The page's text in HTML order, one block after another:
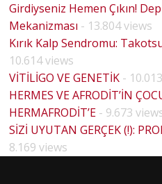
Girdiyseniz Hemen Çıkın!
Mekanizması - 13.804 views
Kırık Kalp Sendromu:
10.614 views
VİTİLİGO VE GENETİK -
HERMES VE AFRODİT’İN
HERMAFRODİT’E - 9.673
SİZİ UYUTAN GERÇEK (!):
8.169 views